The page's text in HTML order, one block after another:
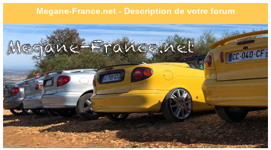
Megane-France.net - Description de votre forum